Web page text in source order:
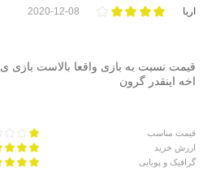
اریا 2020-12-08
قیمت نسبت به بازی واقعا بالاست
اخه اینقدر گرون
قیمت مناسب
ارزش خرید
گرافیک و پویایی